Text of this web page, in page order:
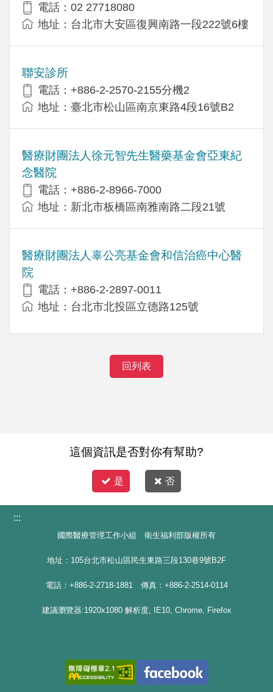
電話：02 27718080
地址：台北市大安區復興南路一段222號6樓
聯安診所
電話：+886-2-2570-2155分機2
地址：臺北市松山區南京東路4段16號B2
醫療財團法人徐元智先生醫藥基金會亞東紀
念醫院
電話：+886-2-8966-7000
地址：新北市板橋區南雅南路二段21號
醫療財團法人辜公亮基金會和信治癌中心醫
院
電話：+886-2-2897-0011
地址：台北市北投區立德路125號
回列表
這個資訊是否對你有幫助?
是 否
:::
國際醫療管理工作小組 衛生福利部版權所有
地址：105台北市松山區民生東路三段130巷9號B2F
電話：+886-2-2718-1881 傳真：+886-2-2514-0114
建議瀏覽器:1920x1080 解析度, IE10, Chrome, Firefox